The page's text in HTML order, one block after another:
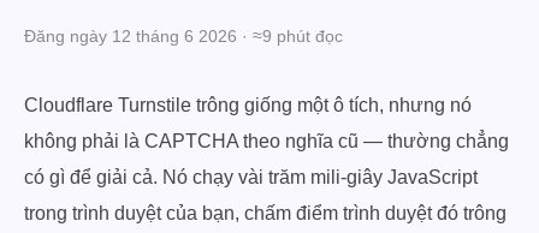
Đăng ngày 12 tháng 6 2026 · ≈9 phút đọc
Cloudflare Turnstile trông giống một ô tích, nhưng nó
không phải là CAPTCHA theo nghĩa cũ — thường chẳng
có gì để giải cả. Nó chạy vài trăm mili-giây JavaScript
trong trình duyệt của bạn, chấm điểm trình duyệt đó trông